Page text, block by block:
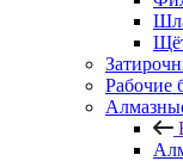
Рабочие